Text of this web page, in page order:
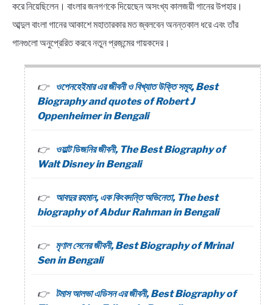
করে নিয়েছিলেন। বাংলার জনগণকে দিয়েছেন অসংখ্য কালজয়ী গানের উপহার।
আব্দুল বাংলা গানের আকাশে মহাতারকার মত জ্বলবেন অনন্তকাল ধরে এবং তাঁর
গানগুলো অনুপ্রেরিত করবে নতুন প্রজন্মের গায়কদের।
ওপেনহেইমার এর জীবনী ও বিখ্যাত উক্তি সমূহ, Best
Biography and quotes of Robert J
Oppenheimer in Bengali
ওয়াল্ট ডিজনির জীবনী, The Best Biography of
Walt Disney in Bengali
আবদুর রহমান, এক কিংবদন্তি অভিনেতা, The best
biography of Abdur Rahman in Bengali
মৃণাল সেনের জীবনী, Best Biography of Mrinal
Sen in Bengali
টমাস আলভা এডিসন এর জীবনী, Best Biography of